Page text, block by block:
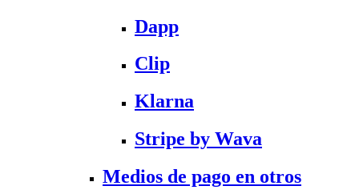
Dapp
Clip
Klarna
Stripe by Wava
Medios de pago en otros